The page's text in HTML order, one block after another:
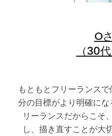
O
（30
もともとフリーランス
分の目標がより明確に
リーランスだからこそ
し、描き直すことが大